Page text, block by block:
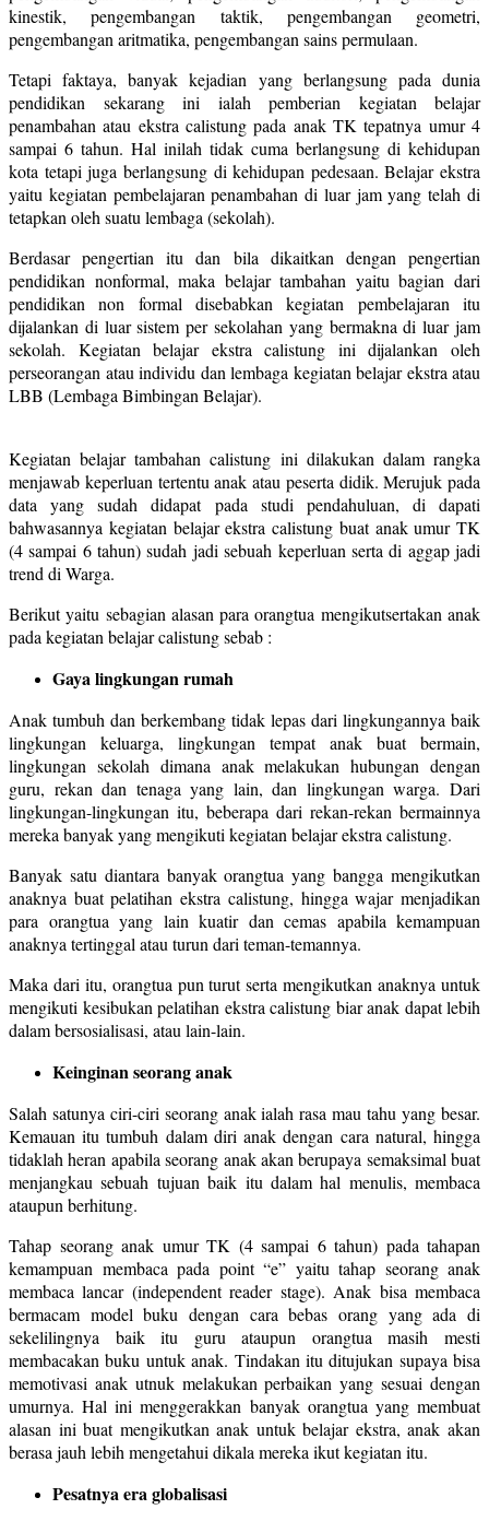
kinestik, pengembangan taktik, pengembangan geometri,
pengembangan aritmatika, pengembangan sains permulaan.
Tetapi faktaya, banyak kejadian yang berlangsung pada dunia
pendidikan sekarang ini ialah pemberian kegiatan belajar
penambahan atau ekstra calistung pada anak TK tepatnya umur 4
sampai 6 tahun. Hal inilah tidak cuma berlangsung di kehidupan
kota tetapi juga berlangsung di kehidupan pedesaan. Belajar ekstra
yaitu kegiatan pembelajaran penambahan di luar jam yang telah di
tetapkan oleh suatu lembaga (sekolah).
Berdasar pengertian itu dan bila dikaitkan dengan pengertian
pendidikan nonformal, maka belajar tambahan yaitu bagian dari
pendidikan non formal disebabkan kegiatan pembelajaran itu
dijalankan di luar sistem per sekolahan yang bermakna di luar jam
sekolah. Kegiatan belajar ekstra calistung ini dijalankan oleh
perseorangan atau individu dan lembaga kegiatan belajar ekstra atau
LBB (Lembaga Bimbingan Belajar).
Kegiatan belajar tambahan calistung ini dilakukan dalam rangka
menjawab keperluan tertentu anak atau peserta didik. Merujuk pada
data yang sudah didapat pada studi pendahuluan, di dapati
bahwasannya kegiatan belajar ekstra calistung buat anak umur TK
(4 sampai 6 tahun) sudah jadi sebuah keperluan serta di aggap jadi
trend di Warga.
Berikut yaitu sebagian alasan para orangtua mengikutsertakan anak
pada kegiatan belajar calistung sebab :
Gaya lingkungan rumah
Anak tumbuh dan berkembang tidak lepas dari lingkungannya baik
lingkungan keluarga, lingkungan tempat anak buat bermain,
lingkungan sekolah dimana anak melakukan hubungan dengan
guru, rekan dan tenaga yang lain, dan lingkungan warga. Dari
lingkungan-lingkungan itu, beberapa dari rekan-rekan bermainnya
mereka banyak yang mengikuti kegiatan belajar ekstra calistung.
Banyak satu diantara banyak orangtua yang bangga mengikutkan
anaknya buat pelatihan ekstra calistung, hingga wajar menjadikan
para orangtua yang lain kuatir dan cemas apabila kemampuan
anaknya tertinggal atau turun dari teman-temannya.
Maka dari itu, orangtua pun turut serta mengikutkan anaknya untuk
mengikuti kesibukan pelatihan ekstra calistung biar anak dapat lebih
dalam bersosialisasi, atau lain-lain.
Keinginan seorang anak
Salah satunya ciri-ciri seorang anak ialah rasa mau tahu yang besar.
Kemauan itu tumbuh dalam diri anak dengan cara natural, hingga
tidaklah heran apabila seorang anak akan berupaya semaksimal buat
menjangkau sebuah tujuan baik itu dalam hal menulis, membaca
ataupun berhitung.
Tahap seorang anak umur TK (4 sampai 6 tahun) pada tahapan
kemampuan membaca pada point “e” yaitu tahap seorang anak
membaca lancar (independent reader stage). Anak bisa membaca
bermacam model buku dengan cara bebas orang yang ada di
sekelilingnya baik itu guru ataupun orangtua masih mesti
membacakan buku untuk anak. Tindakan itu ditujukan supaya bisa
memotivasi anak utnuk melakukan perbaikan yang sesuai dengan
umurnya. Hal ini menggerakkan banyak orangtua yang membuat
alasan ini buat mengikutkan anak untuk belajar ekstra, anak akan
berasa jauh lebih mengetahui dikala mereka ikut kegiatan itu.
Pesatnya era globalisasi